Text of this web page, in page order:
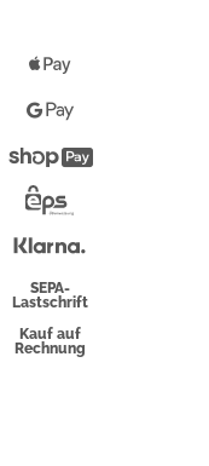
Pay
Google
Pay
Überweisung
SEPA-
Lastschrift
Kauf auf
Rechnung